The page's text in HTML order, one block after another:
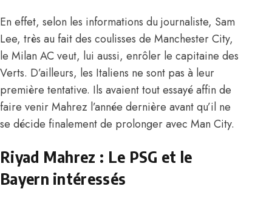
En effet, selon les informations du journaliste, Sam
Lee, très au fait des coulisses de Manchester City,
le Milan AC veut, lui aussi, enrôler le capitaine des
Verts. D’ailleurs, les Italiens ne sont pas à leur
première tentative. Ils avaient tout essayé affin de
faire venir Mahrez l’année dernière avant qu’il ne
se décide finalement de prolonger avec Man City.
Riyad Mahrez : Le PSG et le
Bayern intéressés